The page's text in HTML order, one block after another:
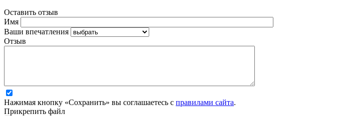
Оставить отзыв
Имя
Ваши впечатления
Отзыв
Нажимая кнопку «Сохранить» вы соглашаетесь с правилами сайта.
Прикрепить файл